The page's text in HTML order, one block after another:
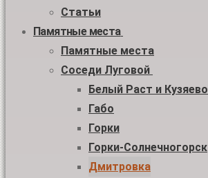
Статьи
Памятные места
Памятные места
Соседи Луговой
Белый Раст и Кузяево
Габо
Горки
Горки-Солнечногорск
Дмитровка